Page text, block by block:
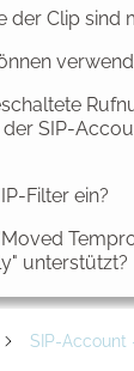
der Clip sind
SIP-
Filter ein?
unterstützt?
SIP-Account